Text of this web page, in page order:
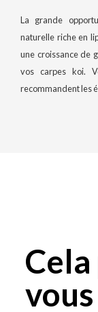
La grande
naturelle riche en
une croissance de
vos carpes koi.
recommandent les